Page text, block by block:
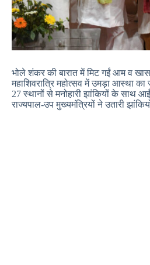
भोले शंकर की बारात में मिट गईं आम व खास
महाशिवरात्रि महोत्सव में उमड़ा आस्था
27 स्थानों से मनोहारी झांकियों के साथ आईं
राज्यपाल-उप मुख्यमंत्रियों ने उतारी